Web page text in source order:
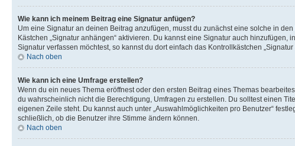
Wie kann ich meinem Beitrag eine Signatur anfügen?
Um eine Signatur an deinen Beitrag anzufügen, musst du zunächst eine solche in
Kästchen „Signatur anhängen“ aktivieren. Du kannst eine Signatur auch
Signatur verfassen möchtest, so kannst du dort einfach das Kontrollkästchen
Nach oben
Wie kann ich eine Umfrage erstellen?
Wenn du ein neues Thema eröffnest oder den ersten Beitrag eines Themas
du wahrscheinlich nicht die Berechtigung, Umfragen zu erstellen. Du solltest einen
eigenen Zeile steht. Du kannst auch unter „Auswahlmöglichkeiten pro Benutzer“
schließlich, ob die Benutzer ihre Stimme ändern können.
Nach oben